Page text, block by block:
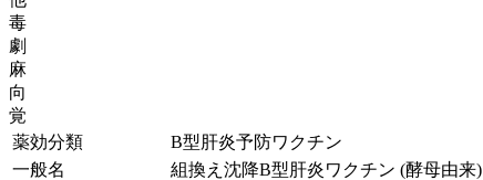
毒
劇
麻
向
覚
薬効分類
B型肝炎予防ワクチン
一般名
組換え沈降B型肝炎ワクチン (酵母由来)